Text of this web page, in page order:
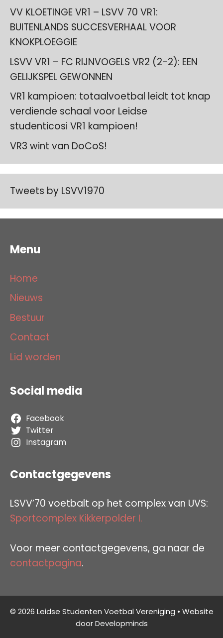
VV KLOETINGE VR1 – LSVV 70 VR1:
BUITENLANDS SUCCESVERHAAL VOOR
KNOKPLOEGGIE
LSVV VR1 – FC RIJNVOGELS VR2 (2-2): EEN
GELIJKSPEL GEWONNEN
VR1 kampioen: totaalvoetbal leidt tot knap
verdiende schaal voor Leidse
studenticosi VR1 kampioen!
VR3 wint van DoCoS!
Tweets by LSVV1970
Menu
Home
Nieuws
Bestuur
Contact
Lid worden
Social media
Facebook
Twitter
Instagram
Contactgegevens
LSVV’70 voetbalt op het complex van UVS:
Sportcomplex Kikkerpolder I.
Voor meer contactgegevens, ga naar de
contactpagina.
© 2026 Leidse Studenten Voetbal Vereniging • Website
doorDevelopminds